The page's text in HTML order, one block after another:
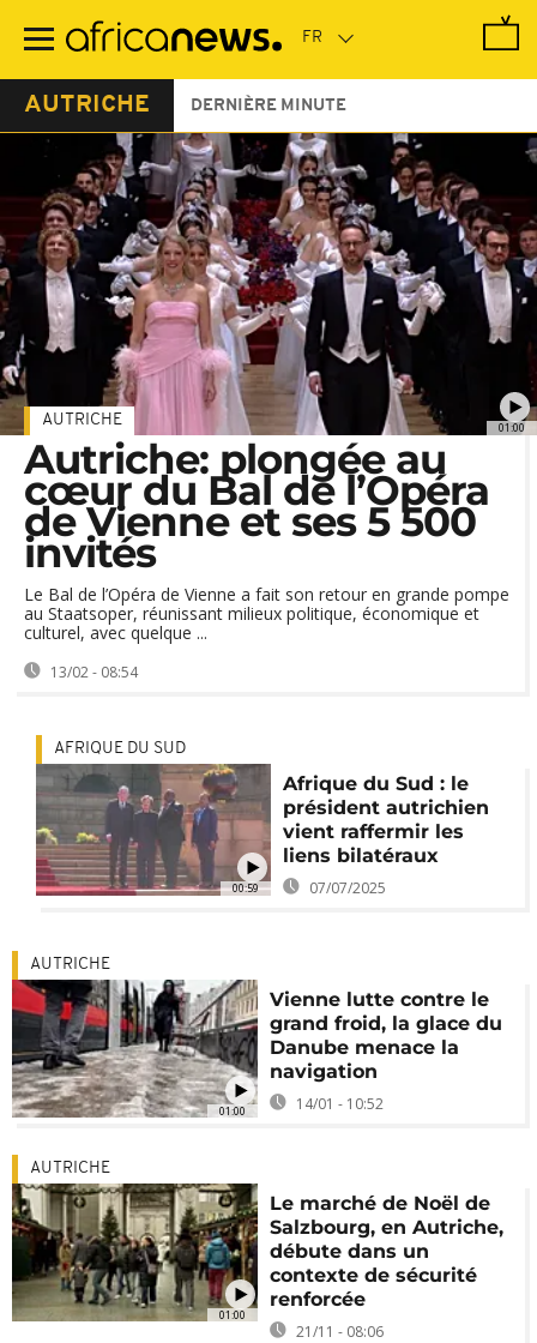
contenu
AUTRICHE DERNIÈRE MINUTE
01:00
AUTRICHE
Autriche: plongée au
cœur du Bal de l’Opéra
de Vienne et ses 5 500
invités
Le Bal de l’Opéra de Vienne a fait son retour en grande pompe
au Staatsoper, réunissant milieux politique, économique et
culturel, avec quelque ...
13/02 - 08:54
00:59
AFRIQUE DU SUD
Afrique du Sud : le
président autrichien
vient raffermir les
liens bilatéraux
07/07/2025
01:00
AUTRICHE
Vienne lutte contre le
grand froid, la glace du
Danube menace la
navigation
14/01 - 10:52
01:00
AUTRICHE
Le marché de Noël de
Salzbourg, en Autriche,
débute dans un
contexte de sécurité
renforcée
21/11 - 08:06